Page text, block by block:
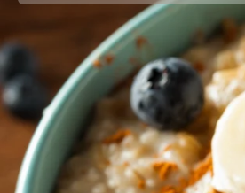
Términos de Búsqueda Populares
”Protein Powder“
”Overnight Oats“
”Vegan protein“
”Collagen“
”Micellar Casein“